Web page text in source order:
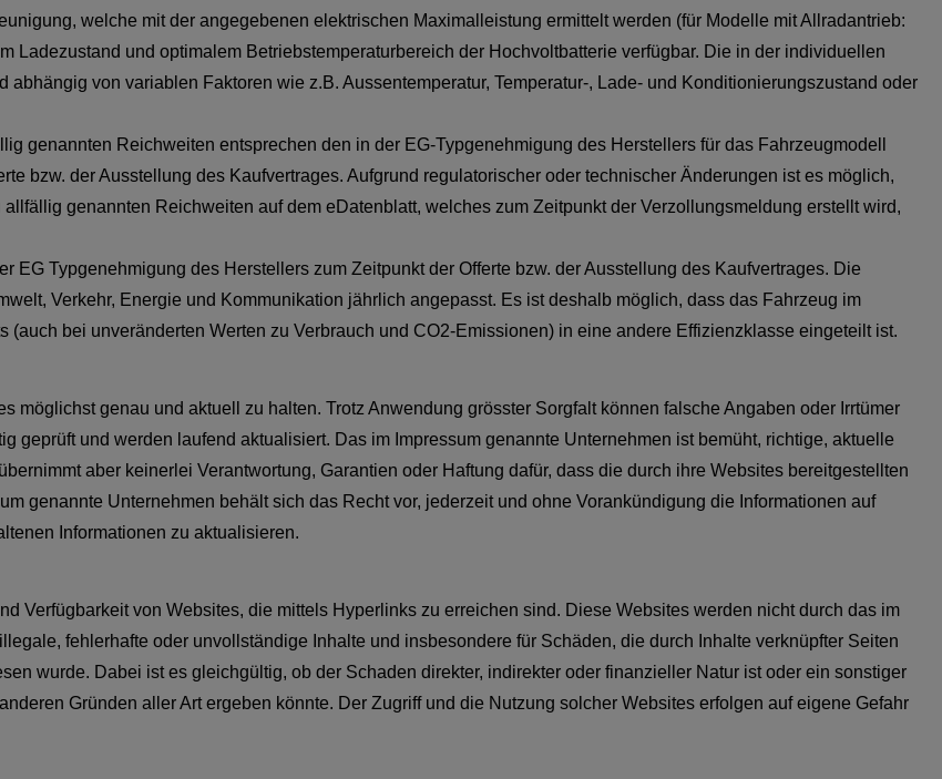
welche mit der angegebenen elektrischen Maximalleistung ermittelt werden (für Modelle mit Allradantrieb:
Ladezustand und optimalem Betriebstemperaturbereich der Hochvoltbatterie verfügbar. Die in der individuellen
von variablen Faktoren wie z.B. Aussentemperatur, Temperatur-, Lade- und Konditionierungszustand oder
genannten Reichweiten entsprechen den in der EG-Typgenehmigung des Herstellers für das Fahrzeugmodell
bzw. der Ausstellung des Kaufvertrages. Aufgrund regulatorischer oder technischer Änderungen ist es möglich,
genannten Reichweiten auf dem eDatenblatt, welches zum Zeitpunkt der Verzollungsmeldung erstellt wird,
EG Typgenehmigung des Herstellers zum Zeitpunkt der Offerte bzw. der Ausstellung des Kaufvertrages. Die
Verkehr, Energie und Kommunikation jährlich angepasst. Es ist deshalb möglich, dass das Fahrzeug im
bei unveränderten Werten zu Verbrauch und CO2-Emissionen) in eine andere Effizienzklasse eingeteilt ist.
möglichst genau und aktuell zu halten. Trotz Anwendung grösster Sorgfalt können falsche Angaben oder Irrtümer
geprüft und werden laufend aktualisiert. Das im Impressum genannte Unternehmen ist bemüht, richtige, aktuelle
aber keinerlei Verantwortung, Garantien oder Haftung dafür, dass die durch ihre Websites bereitgestellten
genannte Unternehmen behält sich das Recht vor, jederzeit und ohne Vorankündigung die Informationen auf
Informationen zu aktualisieren.
Verfügbarkeit von Websites, die mittels Hyperlinks zu erreichen sind. Diese Websites werden nicht durch das im
fehlerhafte oder unvollständige Inhalte und insbesondere für Schäden, die durch Inhalte verknüpfter Seiten
wurde. Dabei ist es gleichgültig, ob der Schaden direkter, indirekter oder finanzieller Natur ist oder ein sonstiger
Gründen aller Art ergeben könnte. Der Zugriff und die Nutzung solcher Websites erfolgen auf eigene Gefahr